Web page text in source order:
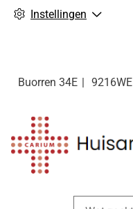
Instellingen
Buorren 34E 9216WE